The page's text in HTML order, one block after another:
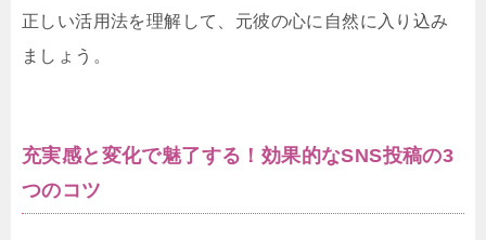
正しい活用法を理解して、元彼の心に自然に入り込み
ましょう。
充実感と変化で魅了する！効果的なSNS投稿の3
つのコツ